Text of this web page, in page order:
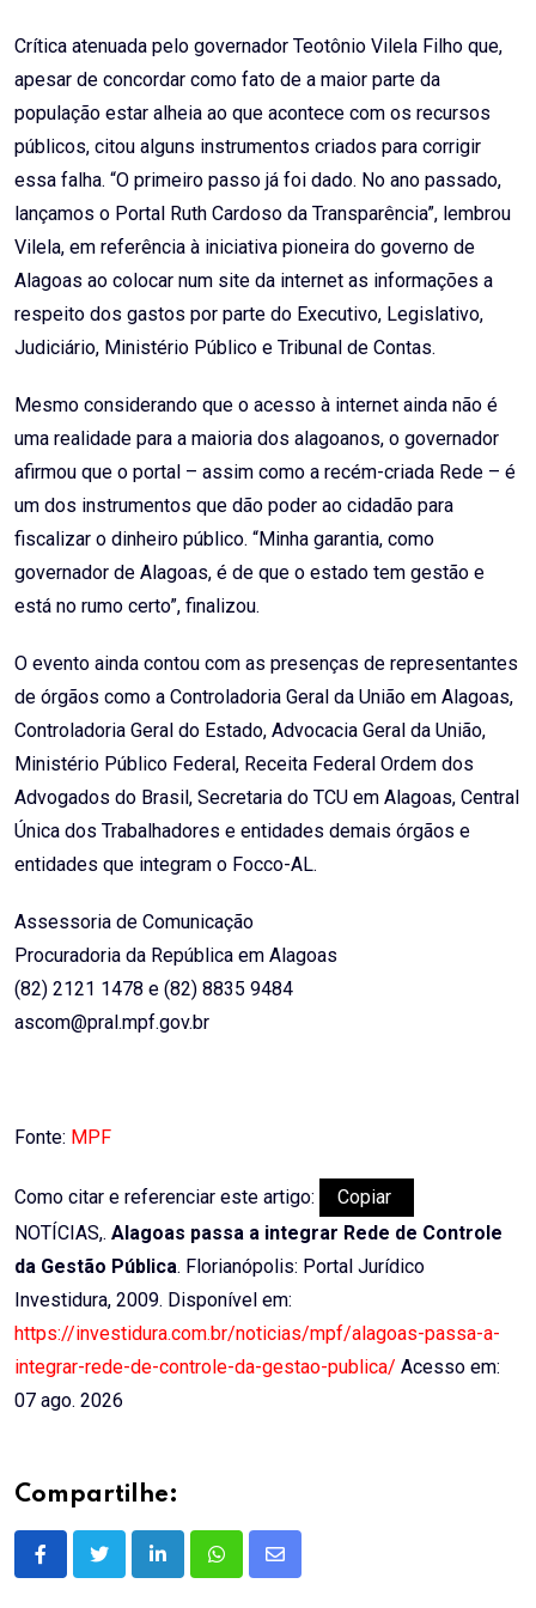
Crítica atenuada pelo governador Teotônio Vilela Filho que,
apesar de concordar como fato de a maior parte da
população estar alheia ao que acontece com os recursos
públicos, citou alguns instrumentos criados para corrigir
essa falha. “O primeiro passo já foi dado. No ano passado,
lançamos o Portal Ruth Cardoso da Transparência”, lembrou
Vilela, em referência à iniciativa pioneira do governo de
Alagoas ao colocar num site da internet as informações a
respeito dos gastos por parte do Executivo, Legislativo,
Judiciário, Ministério Público e Tribunal de Contas.
Mesmo considerando que o acesso à internet ainda não é
uma realidade para a maioria dos alagoanos, o governador
afirmou que o portal – assim como a recém-criada Rede – é
um dos instrumentos que dão poder ao cidadão para
fiscalizar o dinheiro público. “Minha garantia, como
governador de Alagoas, é de que o estado tem gestão e
está no rumo certo”, finalizou.
O evento ainda contou com as presenças de representantes
de órgãos como a Controladoria Geral da União em Alagoas,
Controladoria Geral do Estado, Advocacia Geral da União,
Ministério Público Federal, Receita Federal Ordem dos
Advogados do Brasil, Secretaria do TCU em Alagoas, Central
Única dos Trabalhadores e entidades demais órgãos e
entidades que integram o Focco-AL.
Assessoria de Comunicação
Procuradoria da República em Alagoas
(82) 2121 1478 e (82) 8835 9484
ascom@pral.mpf.gov.br
Fonte: MPF
Como citar e referenciar este artigo:
Copiar
NOTÍCIAS,. Alagoas passa a integrar Rede de Controle
da Gestão Pública. Florianópolis: Portal Jurídico
Investidura, 2009. Disponível em:
https://investidura.com.br/noticias/mpf/alagoas-passa-a-
integrar-rede-de-controle-da-gestao-publica/ Acesso em:
07 ago. 2026
Compartilhe:
LinkedInWhatsappShare